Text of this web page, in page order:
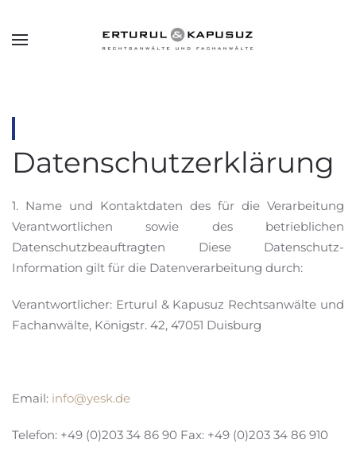
Skip to main content
Datenschutzerklärung
1. Name und Kontaktdaten des für die Verarbeitung
Verantwortlichen sowie des betrieblichen
Datenschutzbeauftragten Diese Datenschutz-
Information gilt für die Datenverarbeitung durch:
Verantwortlicher: Erturul & Kapusuz Rechtsanwälte und
Fachanwälte, Königstr. 42, 47051 Duisburg
Email: info@yesk.de
Telefon: +49 (0)203 34 86 90 Fax: +49 (0)203 34 86 910